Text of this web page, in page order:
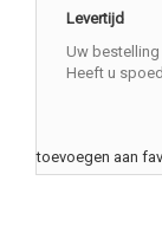
Levertijd
Uw
Heeft u
toevoegen aan